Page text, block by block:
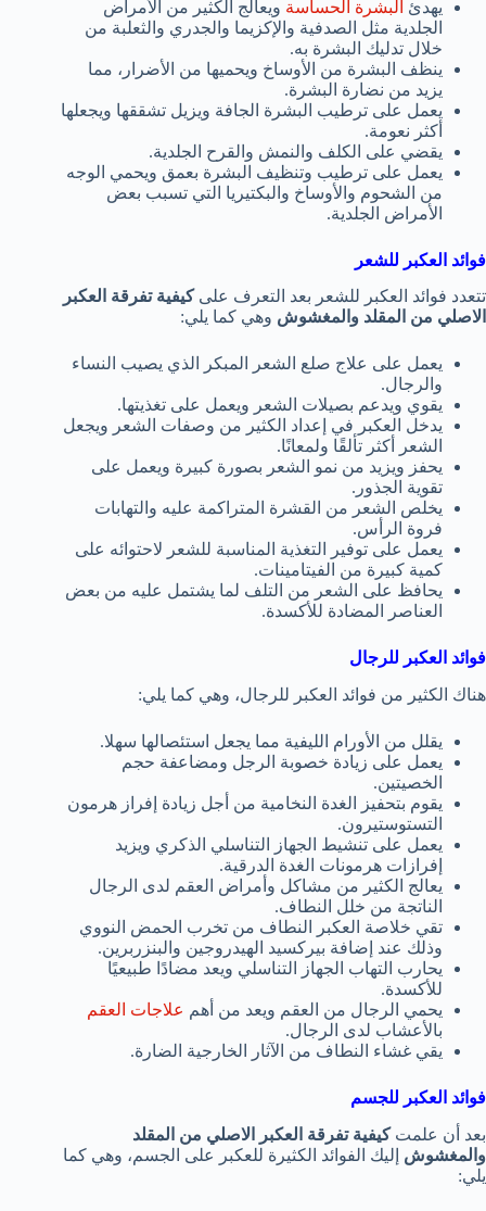
يهدئ البشرة الحساسة ويعالج الكثير من الأمراض
الجلدية مثل الصدفية والإكزيما والجدري والثعلبة من
خلال تدليك البشرة به.
ينظف البشرة من الأوساخ ويحميها من الأضرار، مما
يزيد من نضارة البشرة.
يعمل على ترطيب البشرة الجافة ويزيل تشققها ويجعلها
أكثر نعومة.
يقضي على الكلف والنمش والقرح الجلدية.
يعمل على ترطيب وتنظيف البشرة بعمق ويحمي الوجه
من الشحوم والأوساخ والبكتيريا التي تسبب بعض
الأمراض الجلدية.
فوائد العكبر للشعر
تتعدد فوائد العكبر للشعر بعد التعرف علىكيفية تفرقة العكبر
الاصلي من المقلد والمغشوش وهي كما يلي:
يعمل على علاج صلع الشعر المبكر الذي يصيب النساء
والرجال.
يقوي ويدعم بصيلات الشعر ويعمل على تغذيتها.
يدخل العكبر في إعداد الكثير من وصفات الشعر ويجعل
الشعر أكثر تألقًا ولمعانًا.
يحفز ويزيد من نمو الشعر بصورة كبيرة ويعمل على
تقوية الجذور.
يخلص الشعر من القشرة المتراكمة عليه والتهابات
فروة الرأس.
يعمل على توفير التغذية المناسبة للشعر لاحتوائه على
كمية كبيرة من الفيتامينات.
يحافظ على الشعر من التلف لما يشتمل عليه من بعض
العناصر المضادة للأكسدة.
فوائد العكبر للرجال
هناك الكثير من فوائد العكبر للرجال، وهي كما يلي:
يقلل من الأورام الليفية مما يجعل استئصالها سهلا.
يعمل على زيادة خصوبة الرجل ومضاعفة حجم
الخصيتين.
يقوم بتحفيز الغدة النخامية من أجل زيادة إفراز هرمون
التستوستيرون.
يعمل على تنشيط الجهاز التناسلي الذكري ويزيد
إفرازات هرمونات الغدة الدرقية.
يعالج الكثير من مشاكل وأمراض العقم لدى الرجال
الناتجة من خلل النطاف.
تقي خلاصة العكبر النطاف من تخرب الحمض النووي
وذلك عند إضافة بيركسيد الهيدروجين والبنزربرين.
يحارب التهاب الجهاز التناسلي ويعد مضادًا طبيعيًا
للأكسدة.
يحمي الرجال من العقم ويعد من أهم علاجات العقم
بالأعشاب لدى الرجال.
يقي غشاء النطاف من الآثار الخارجية الضارة.
فوائد العكبر للجسم
بعد أن علمتكيفية تفرقة العكبر الاصلي من المقلد
والمغشوش إليك الفوائد الكثيرة للعكبر على الجسم، وهي كما
يلي: